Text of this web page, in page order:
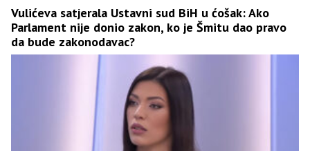
Vulićeva satjerala Ustavni sud BiH u ćošak: Ako
Parlament nije donio zakon, ko je Šmitu dao pravo
da bude zakonodavac?